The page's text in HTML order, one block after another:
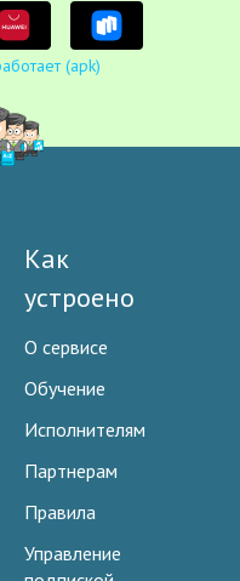
(apk)
Как
устроено
О сервисе
Обучение
Исполнителям
Партнерам
Правила
Управление